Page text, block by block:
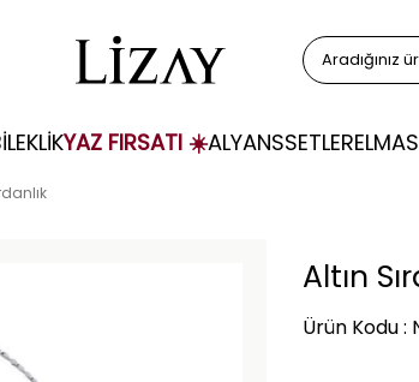
YAZ FIRSATI ☀️ALYANSSETLERELMAS
Altın
Ürün Kodu :